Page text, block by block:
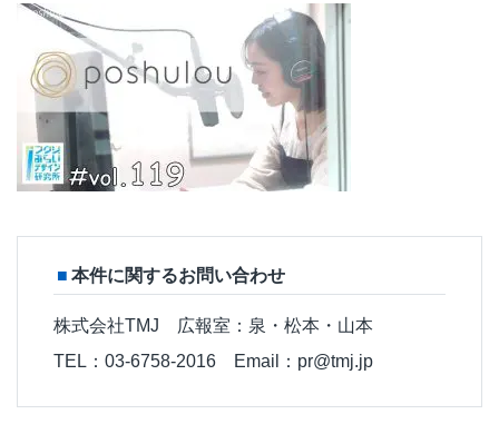
本件に関するお問い合わせ
株式会社TMJ 広報室：泉・松本・山本
TEL：03-6758-2016 Email：pr@tmj.jp